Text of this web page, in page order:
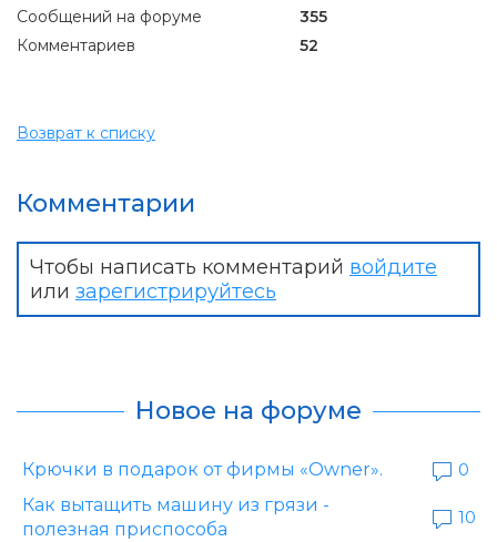
Сообщений на форуме
355
Комментариев
52
Возврат к списку
Комментарии
Чтобы написать комментарий войдите
или зарегистрируйтесь
Новое на форуме
Крючки в подарок от фирмы «Owner».
0
Как вытащить машину из грязи -
полезная приспособа
10